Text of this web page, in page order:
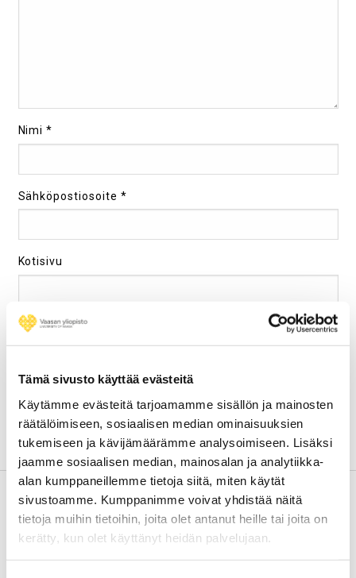
Tämä sivusto käyttää evästeitä
Käytämme evästeitä tarjoamamme sisällön ja mainosten
räätälöimiseen, sosiaalisen median ominaisuuksien
tukemiseen ja kävijämäärämme analysoimiseen. Lisäksi
jaamme sosiaalisen median, mainosalan ja analytiikka-
alan kumppaneillemme tietoja siitä, miten käytät
sivustoamme. Kumppanimme voivat yhdistää näitä
tietoja muihin tietoihin, joita olet antanut heille tai joita on
kerätty, kun olet käyttänyt heidän palvelujaan.
Nimi*
Sähköpostiosoite *
Kotisivu
ETSI: Haku